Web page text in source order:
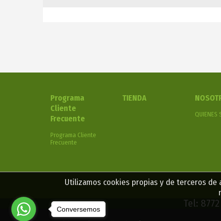
Programa
Cliente
Frecuente
Programa Cliente
Frecuente
TIENDA
QUIENES
Tel:
Utilizamos cookies propias y de terceros de
Conversemos